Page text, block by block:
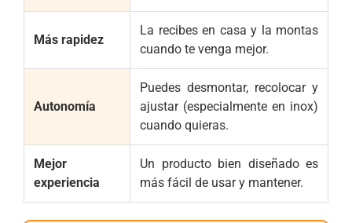
Más rapidez
La recibes en casa y la montas
cuando te venga mejor.
Autonomía
Puedes desmontar, recolocar y
ajustar (especialmente en inox)
cuando quieras.
Mejor
experiencia
Un producto bien diseñado es
más fácil de usar y mantener.